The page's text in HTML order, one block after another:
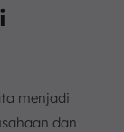
menjadi
dan